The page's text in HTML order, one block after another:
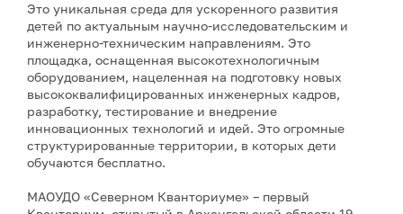
Это уникальная среда для ускоренного развития
детей по актуальным научно-исследовательским и
инженерно-техническим направлениям. Это
площадка, оснащенная высокотехнологичным
оборудованием, нацеленная на подготовку новых
высококвалифицированных инженерных кадров,
разработку, тестирование и внедрение
инновационных технологий и идей. Это огромные
структурированные территории, в которых дети
обучаются бесплатно.
МАОУДО «Северном Кванториуме» – первый